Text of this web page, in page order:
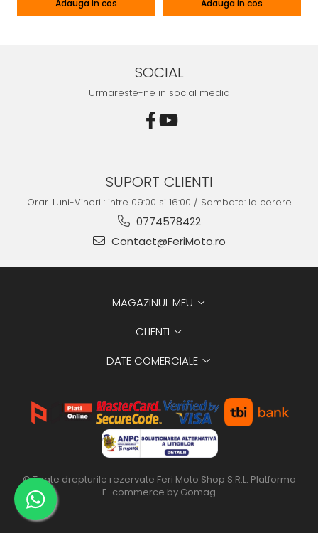
Adauga in cos Adauga in cos
SOCIAL
Urmareste-ne in social media
SUPORT CLIENTI
Orar. Luni-Vineri : intre 09:00 si 16:00 / Sambata: la cerere
0774578422
Contact@FeriMoto.ro
MAGAZINUL MEU
CLIENTI
DATE COMERCIALE
© Toate drepturile rezervate Feri Moto Shop S.R.L. Platforma
E-commerce by Gomag